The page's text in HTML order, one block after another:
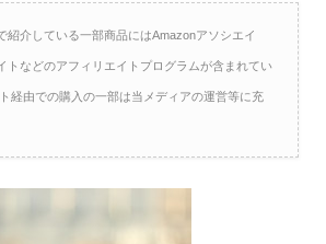
介している一部商品にはAmazonアソシエイ
トなどのアフィリエイトプログラムが含まれてい
経由での購入の一部は当メディアの運営等に充